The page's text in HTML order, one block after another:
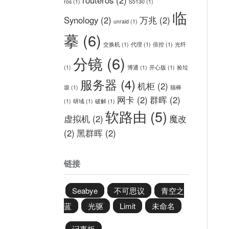
Synology (2) unraid (1) 万兆 (2) 临
摹 (6) 交换机 (1) 代理 (1) 倍控 (1) 光纤
(1) 分镜 (6) 博通 (1) 开心版 (1) 捡垃
圾 (1) 服务器 (4) 机柜 (2) 猫棒
(1) 研域 (1) 破解 (1) 网卡 (2) 群晖 (2)
虚拟机 (2) 软路由 (5) 魔改
(2) 黑群晖 (2)
链接
Seabye 不可思议
青空之
蓝
光驱 Limit 未命名